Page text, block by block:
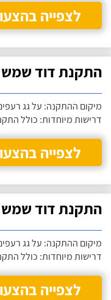
לצפייה
התקנת דוד שמש (ללא
מיקום ההתקנה: על גג
דרישות מיוחדות: כולל
לצפייה
התקנת דוד שמש (ללא
מיקום ההתקנה: על גג
דרישות מיוחדות: כולל
לצפייה